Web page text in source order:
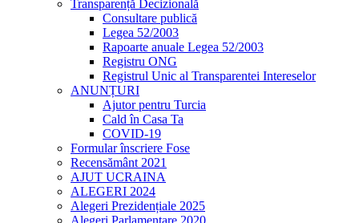
Transparență Decizională
Consultare publică
Legea 52/2003
Rapoarte anuale Legea 52/2003
Registru ONG
Registrul Unic al Transparentei Intereselor
ANUNȚURI
Ajutor pentru Turcia
Cald în Casa Ta
COVID-19
Formular înscriere Fose
Recensământ 2021
AJUT UCRAINA
ALEGERI 2024
Alegeri Prezidențiale 2025
Alegeri Parlamentare 2020